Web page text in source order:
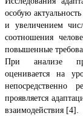
особую
и увеличением
соотношения
повышенные
При анализе
оценивается на
непосредственно
проявляется
взаимодействия [4].